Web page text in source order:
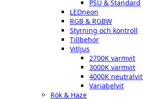
PSU & Standard
LEDneon
RGB & RGBW
Styrning och kontroll
Tillbehör
Vitljus
2700K varmvit
3000K varmvit
4000K neutralvit
Variabelvit
Rök & Haze